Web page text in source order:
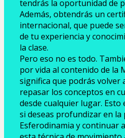
tendrás la oportunidad de
Además, obtendrás un
internacional, que puede
de tu experiencia y
la clase.
Pero eso no es todo.
por vida al contenido de la
significa que podrás volver
repasar los conceptos en
desde cualquier lugar. Esto
si deseas profundizar en la
Esferodinamia y continuar